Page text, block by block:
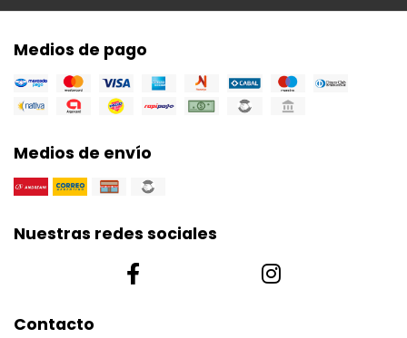
Medios de pago
Medios de envío
Nuestras redes sociales
Contacto